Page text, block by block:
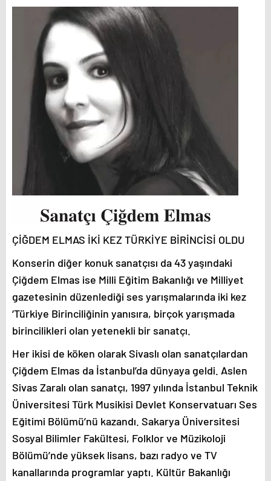
ÇİĞDEM ELMAS İKİ KEZ TÜRKİYE BİRİNCİSİ OLDU
Konserin diğer konuk sanatçısı da 43 yaşındaki
Çiğdem Elmas ise Milli Eğitim Bakanlığı ve Milliyet
gazetesinin düzenlediği ses yarışmalarında iki kez
‘Türkiye Birinciliğinin yanısıra, birçok yarışmada
birincilikleri olan yetenekli bir sanatçı.
Her ikisi de köken olarak Sivaslı olan sanatçılardan
Çiğdem Elmas da İstanbul’da dünyaya geldi. Aslen
Sivas Zaralı olan sanatçı, 1997 yılında İstanbul Teknik
Üniversitesi Türk Musikisi Devlet Konservatuarı Ses
Eğitimi Bölümü’nü kazandı. Sakarya Üniversitesi
Sosyal Bilimler Fakültesi, Folklor ve Müzikoloji
Bölümü’nde yüksek lisans, bazı radyo ve TV
kanallarında programlar yaptı. Kültür Bakanlığı